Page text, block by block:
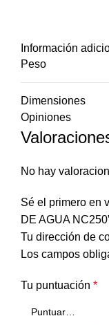
Información
Peso
Dimensiones
Opiniones
No hay
Sé el primero en
DE AGUA
Tu dirección de
Los campos
Tu puntuación *